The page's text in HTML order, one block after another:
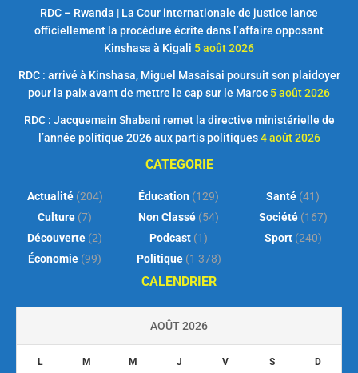
RDC – Rwanda | La Cour internationale de justice lance
officiellement la procédure écrite dans l’affaire opposant
Kinshasa à Kigali 5 août 2026
RDC : arrivé à Kinshasa, Miguel Masaisai poursuit son plaidoyer
pour la paix avant de mettre le cap sur le Maroc 5 août 2026
RDC : Jacquemain Shabani remet la directive ministérielle de
l’année politique 2026 aux partis politiques 4 août 2026
CATEGORIE
Actualité(204)
Culture (7)
Découverte (2)
Économie (99)
Éducation (129)
Non Classé (54)
Podcast (1)
Politique(1 378)
Santé (41)
Société(167)
Sport(240)
CALENDRIER
AOÛT 2026
L M M J V S D